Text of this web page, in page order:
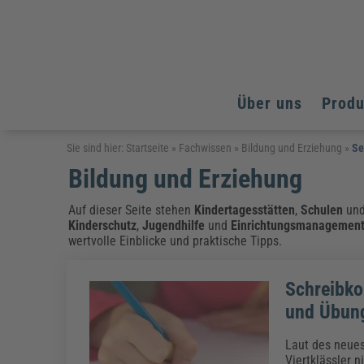
Über uns
Arbeitsschutz
Fachpublikationen & Arbeitshilfen
Arbeitssicherheit & Gesundheitsschutz
Brandschutz
Weiterbildungen (AKADEMIE HERKERT)
Arbeitsschutz & Brandschutz
Assistenz & Office-Management
Baurecht & Architektenrecht
Energieoptimiertes & klimaneutrales Bauen
Bau, Immobilien & Gebäudemanagement
Bildung und Erziehung
Kinderschutz, Jugendhilfe & Inklusion
Datenschutz & IT-Recht
Datenschutz & IT-Sicherheit
Elektrosicherheit
Elektrosicherheit & Elektrotechnik
Energie und Umwelt
Fachpublikationen & Arbeitshilfen
Weiterbildungen (AKADEMIE HERKERT)
Arbeitsschutz
Bildung und Erziehung
Energie und Umwelt
Kommunales
Reisekosten und Finanzen
Arbeitsschutz
Bildung und Erziehung
Energie und Umwelt
Kommunales
Reisekosten und Finanzen
Sie sind hier: Startseite » Fachwissen » Bildung und Erziehung »
Bildung und Erziehung
Auf dieser Seite stehen Kindertagesstätten, Schulen
Kinderschutz,Jugendhilfe und Einrichtungsmanagement
wertvolle Einblicke und praktische Tipps.
und
Laut des
Viertklässler